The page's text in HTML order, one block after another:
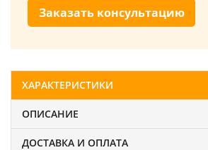
Заказать консультацию
ХАРАКТЕРИСТИКИ
ОПИСАНИЕ
ДОСТАВКА И ОПЛАТА